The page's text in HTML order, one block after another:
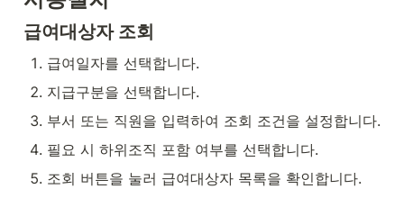
급여대상자 조회
급여일자를 선택합니다.
지급구분을 선택합니다.
부서 또는 직원을 입력하여 조회 조건을 설정합니다.
필요 시 하위조직 포함 여부를 선택합니다.
조회 버튼을 눌러 급여대상자 목록을 확인합니다.